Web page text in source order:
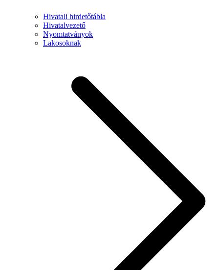
Hivatali hirdetőtábla
Hivatalvezető
Nyomtatványok
Lakosoknak